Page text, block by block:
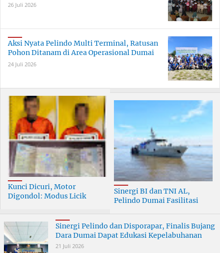
26 Juli 2026
Aksi Nyata Pelindo Multi Terminal, Ratusan
Pohon Ditanam di Area Operasional Dumai
24 Juli 2026
Kunci Dicuri, Motor
Digondol: Modus Licik
Terungkap
Sinergi BI dan TNI AL,
Pelindo Dumai Fasilitasi
Sinergi Pelindo dan Disporapar, Finalis Bujang
Dara Dumai Dapat Edukasi Kepelabuhanan
21 Juli 2026